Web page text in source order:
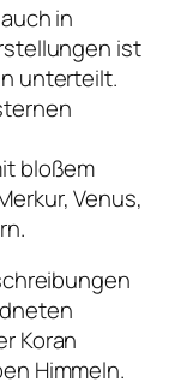
in
ist
unterteilt.
bloßem
Venus,
Koran
Himmeln.